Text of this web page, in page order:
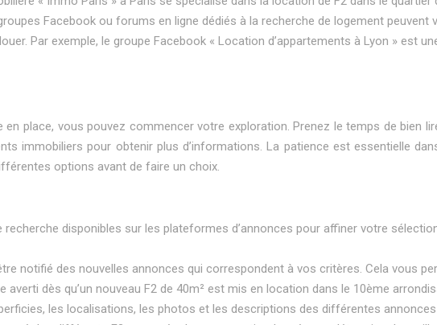
Facebook ou forums en ligne dédiés à la recherche de logement
Par exemple, le groupe Facebook « Location d’appartements à Lyon » est
place, vous pouvez commencer votre exploration. Prenez le temps de bien
immobiliers pour obtenir plus d’informations. La patience est essentielle
options avant de faire un choix.
recherche disponibles sur les plateformes d’annonces pour affiner votre
notifié des nouvelles annonces qui correspondent à vos critères. Cela vous
dès qu’un nouveau F2 de 40m² est mis en location dans le 10ème
les localisations, les photos et les descriptions des différentes